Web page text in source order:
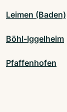
Leimen (Baden)
Böhl-Iggelheim
Pfaffenhofen